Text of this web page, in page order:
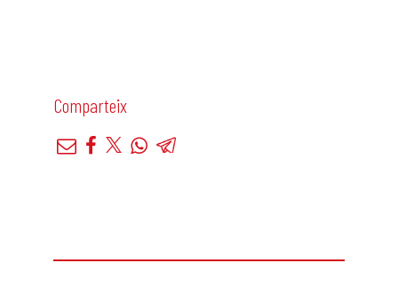
Comparteix